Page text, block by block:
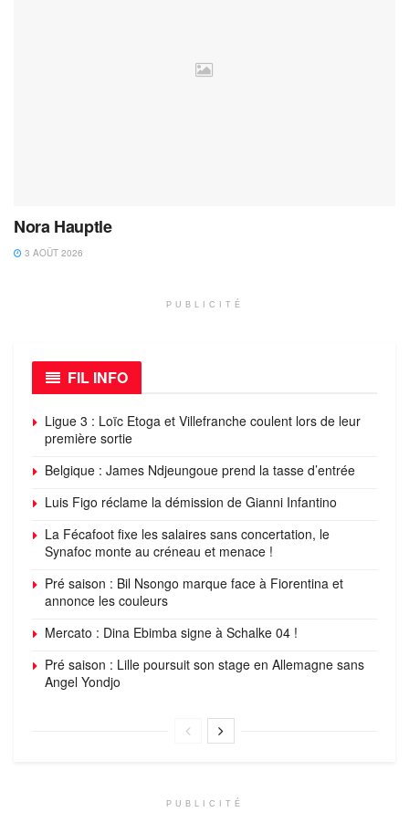
Nora Hauptle
3 AOÛT 2026
PUBLICITÉ
FIL INFO
Ligue 3 : Loïc Etoga et Villefranche coulent lors de leur
première sortie
Belgique : James Ndjeungoue prend la tasse d’entrée
Luis Figo réclame la démission de Gianni Infantino
La Fécafoot fixe les salaires sans concertation, le
Synafoc monte au créneau et menace !
Pré saison : Bil Nsongo marque face à Fiorentina et
annonce les couleurs
Mercato : Dina Ebimba signe à Schalke 04 !
Pré saison : Lille poursuit son stage en Allemagne sans
Angel Yondjo
PUBLICITÉ